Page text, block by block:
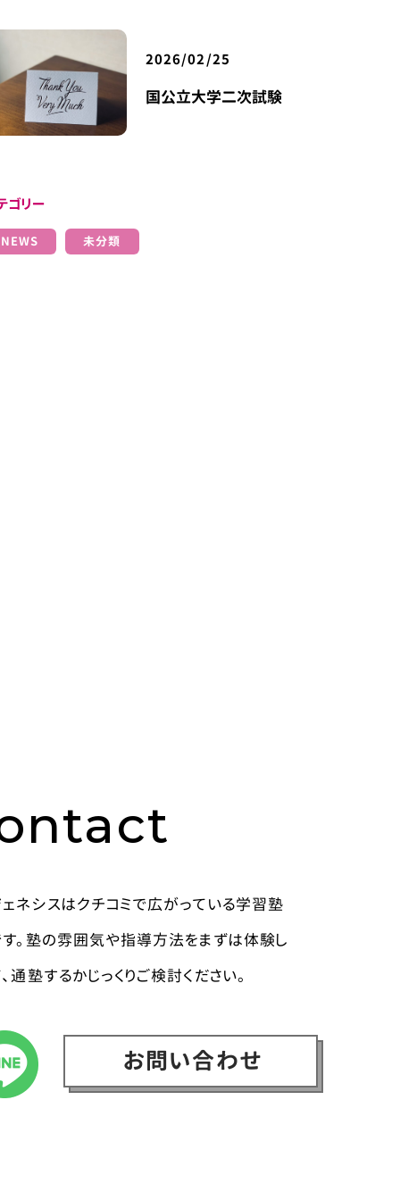
2026/02/25
国公立大学二次試験
ゴリー
NEWS 未分類
ネシスはクチコミで広がっている学習塾
。塾の雰囲気や指導方法をまずは体験し
通塾するかじっくりご検討ください。
お問い合わせ